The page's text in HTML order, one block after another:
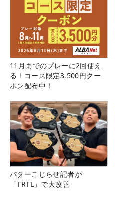
11月までのプレーに2回使え
る！コース限定3,500円クー
ポン配布中！
パターこじらせ記者が
「TRTL」で大改善